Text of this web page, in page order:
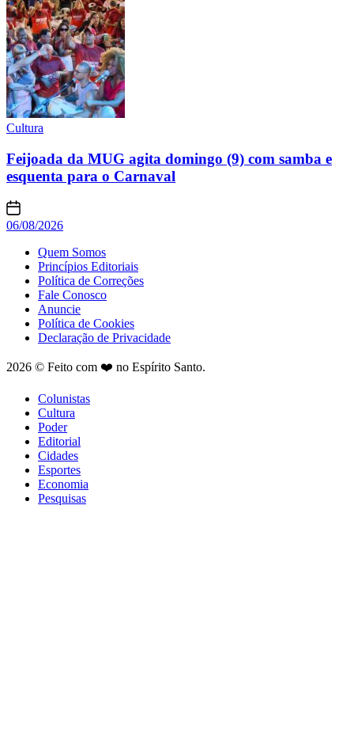
Cultura
Feijoada da MUG agita domingo (9) com samba e
esquenta para o Carnaval
06/08/2026
Quem Somos
Princípios Editoriais
Política de Correções
Fale Conosco
Anuncie
Política de Cookies
Declaração de Privacidade
2026 © Feito com ❤️ no Espírito Santo.
Colunistas
Cultura
Poder
Editorial
Cidades
Esportes
Economia
Pesquisas